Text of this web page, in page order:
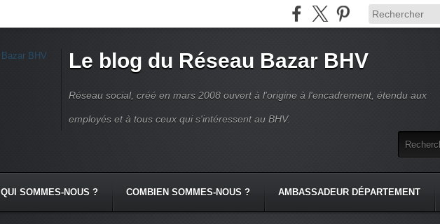
Le blog du Réseau Bazar BHV
Réseau social, créé en mars 2008 ouvert à l'origine à l'encadrement, étendu aux
employés et à tous ceux qui s'intéressent au BHV.
QUI SOMMES-NOUS ? COMBIEN SOMMES-NOUS ? AMBASSADEUR DÉPARTEMENT